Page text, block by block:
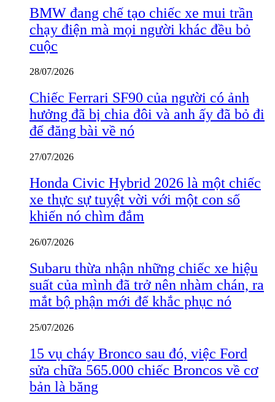
BMW đang chế tạo chiếc xe mui trần
chạy điện mà mọi người khác đều bỏ
cuộc
28/07/2026
Chiếc Ferrari SF90 của người có ảnh
hưởng đã bị chia đôi và anh ấy đã bỏ đi
để đăng bài về nó
27/07/2026
Honda Civic Hybrid 2026 là một chiếc
xe thực sự tuyệt vời với một con số
khiến nó chìm đắm
26/07/2026
Subaru thừa nhận những chiếc xe hiệu
suất của mình đã trở nên nhàm chán, ra
mắt bộ phận mới để khắc phục nó
25/07/2026
15 vụ cháy Bronco sau đó, việc Ford
sửa chữa 565.000 chiếc Broncos về cơ
bản là băng